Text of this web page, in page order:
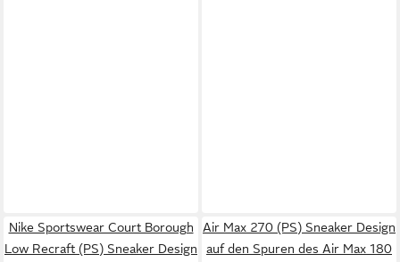
Nike Sportswear Court Borough
Low Recraft (PS) Sneaker Design
Air Max 270 (PS) Sneaker Design
auf den Spuren des Air Max 180